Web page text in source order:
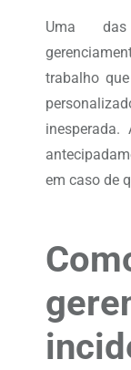
Uma
trabalho
em caso de